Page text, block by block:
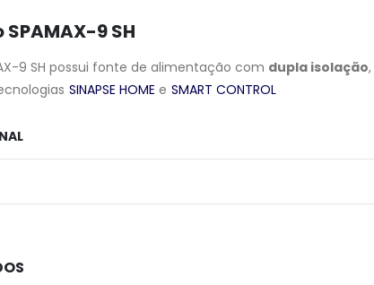
9 SH
9 SH possui fonte de alimentação com dupla isolação,
SINAPSE HOME e SMART CONTROL